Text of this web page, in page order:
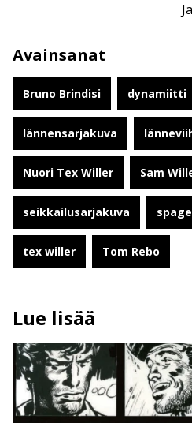
Avainsanat
Bruno Brindisi dynamiitti
lännensarjakuva
Nuori Tex Willer Sam
seikkailusarjakuva
tex willer Tom Rebo
Lue lisää